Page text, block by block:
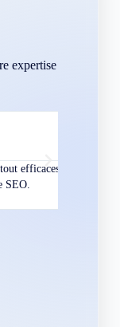
expertise
On